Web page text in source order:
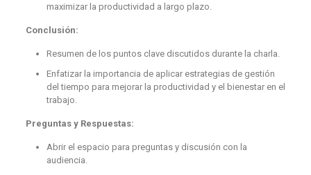
maximizar la productividad a largo plazo.
Conclusión:
Resumen de los puntos clave discutidos durante la charla.
Enfatizar la importancia de aplicar estrategias de gestión
del tiempo para mejorar la productividad y el bienestar en el
trabajo.
Preguntas y Respuestas:
Abrir el espacio para preguntas y discusión con la
audiencia.